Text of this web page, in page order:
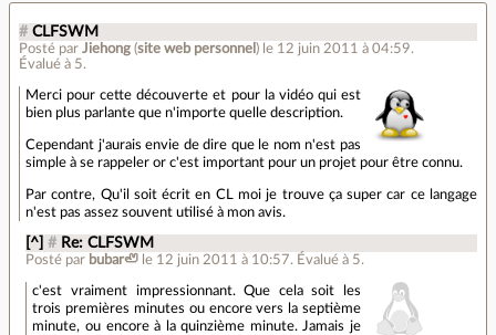
# CLFSWM
Posté par Jiehong (site web personnel ) le 12 juin 2011 à 04:59.
Évalué à 5.
Merci pour cette découverte et pour la vidéo qui est
bien plus parlante que n'importe quelle description.
Cependant j'aurais envie de dire que le nom n'est pas
simple à se rappeler or c'est important pour un projet pour être connu.
Par contre, Qu'il soit écrit en CL moi je trouve ça super car ce langage
n'est pas assez souvent utilisé à mon avis.
[^] # Re: CLFSWM
Posté par bubar🦥 le 12 juin 2011 à 10:57. Évalué à 5.
c'est vraiment impressionnant. Que cela soit les
trois premières minutes ou encore vers la septième
minute, ou encore à la quinzième minute. Jamais je